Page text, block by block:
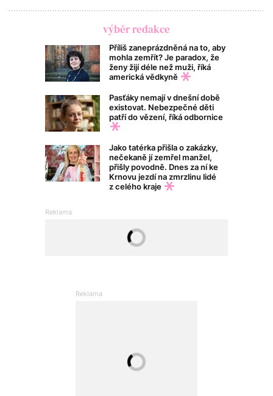
výběr redakce
Příliš zaneprázdněná na to, aby
mohla zemřít? Je paradox, že
ženy žijí déle než muži, říká
americká vědkyně
Pasťáky nemají v dnešní době
existovat. Nebezpečné děti
patří do vězení, říká odbornice
Jako tatérka přišla o zakázky,
nečekaně jí zemřel manžel,
přišly povodně. Dnes za ní ke
Krnovu jezdí na zmrzlinu lidé
z celého kraje